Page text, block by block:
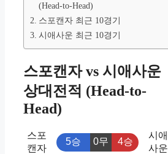
(Head-to-Head)
스포캔자 최근 10경기
시애사운 최근 10경기
스포캔자 vs 시애사운
상대전적 (Head-to-
Head)
스포
캔자
5승 0무 4승
시애
사운